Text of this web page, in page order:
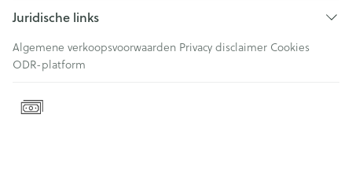
Juridische links
Algemene verkoopsvoorwaarden Privacy disclaimer Cookies
ODR-platform